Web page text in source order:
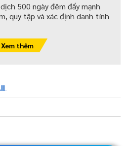
500 ngày đêm đẩy mạnh
quy tập và xác định danh tính
Xem thêm